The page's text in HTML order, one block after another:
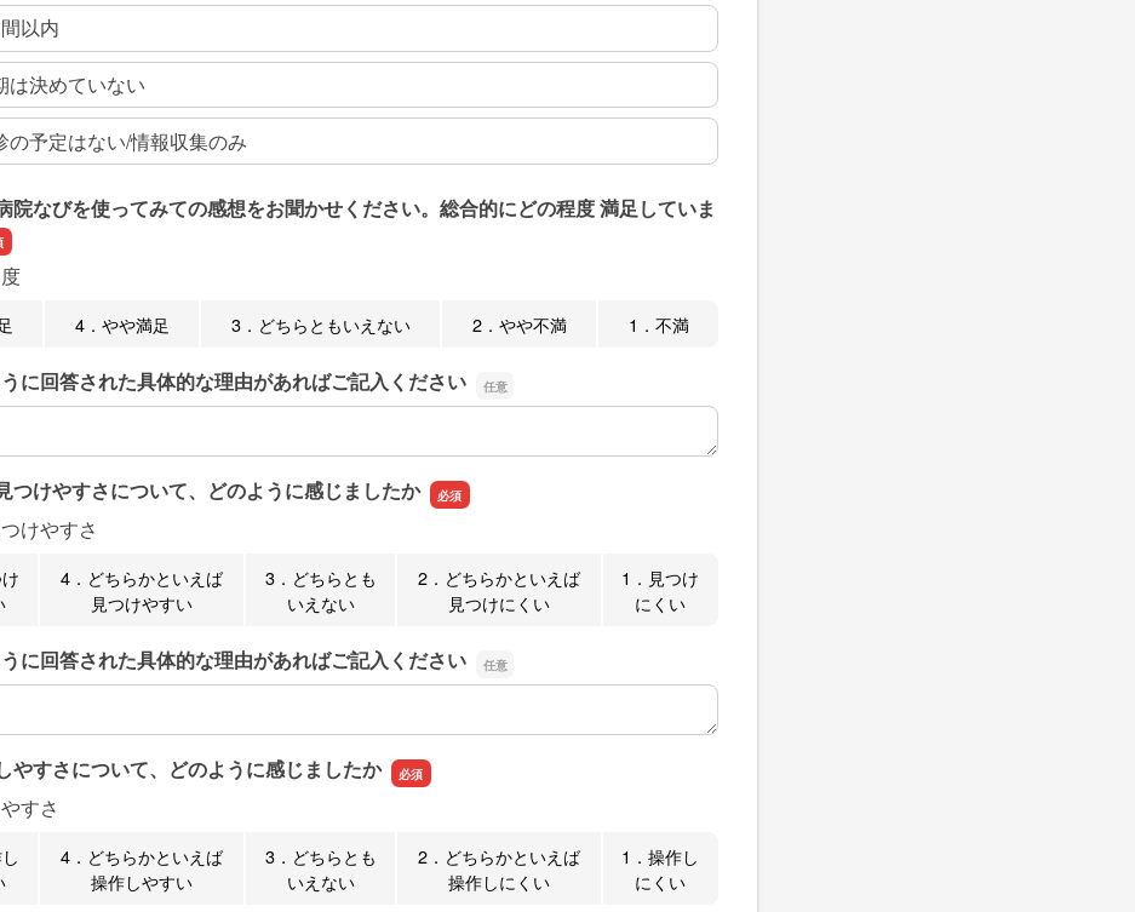
以内
は決めていない
の予定はない/情報収集のみ
院なびを使ってみての感想をお聞かせください。総合的にどの程度 満足していま
4．やや満足 3．どちらともいえない 2．やや不満 1．不満
に回答された具体的な理由があればご記入ください
に回答された具体的な理由があればご記入ください
つけやすさについて、どのように感じましたか
けやすさ
4．どちらかといえば
見つけやすい
3．どちらとも
いえない
2．どちらかといえば
見つけにくい
1．見つけ
にくい
に回答された具体的な理由があればご記入ください
に回答された具体的な理由があればご記入ください
やすさについて、どのように感じましたか
すさ
4．どちらかといえば
操作しやすい
3．どちらとも
いえない
2．どちらかといえば
操作しにくい
1．操作し
にくい